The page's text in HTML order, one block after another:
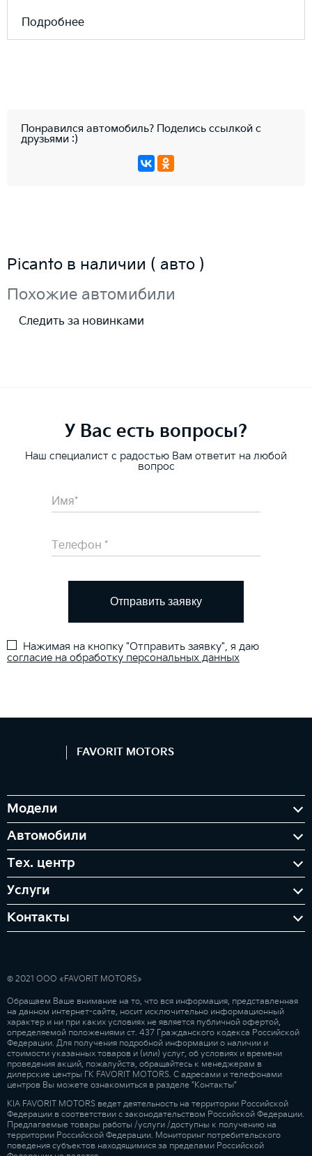
Подробнее
Понравился автомобиль? Поделись ссылкой с
друзьями :)
Picanto в наличии ( авто )
Похожие автомибили
Следить за новинками
У Вас есть вопросы?
Наш специалист с радостью Вам ответит на любой
вопрос
Отправить заявку
Нажимая на кнопку "Отправить заявку", я даю
согласие на обработку персональных данных
FAVORIT MOTORS
Модели
Автомобили
Тех. центр
Услуги
Контакты
© 2021 ООО «FAVORIT MOTORS»
Обращаем Ваше внимание на то, что вся информация, представленная
на данном интернет-сайте, носит исключительно информационный
характер и ни при каких условиях не является публичной офертой,
определяемой положениями ст. 437 Гражданского кодекса Российской
Федерации. Для получения подробной информации о наличии и
стоимости указанных товаров и (или) услуг, об условиях и времени
проведения акций, пожалуйста, обращайтесь к менеджерам в
дилерские центры ГК FAVORIT MOTORS. С адресами и телефонами
центров Вы можете ознакомиться в разделе "Контакты"
KIA FAVORIT MOTORS ведет деятельность на территории Российской
Федерации в соответствии с законодательством Российской Федерации.
Предлагаемые товары работы /услуги /доступны к получению на
территории Российской Федерации. Мониторинг потребительского
поведения субъектов находящимися за пределами Российской